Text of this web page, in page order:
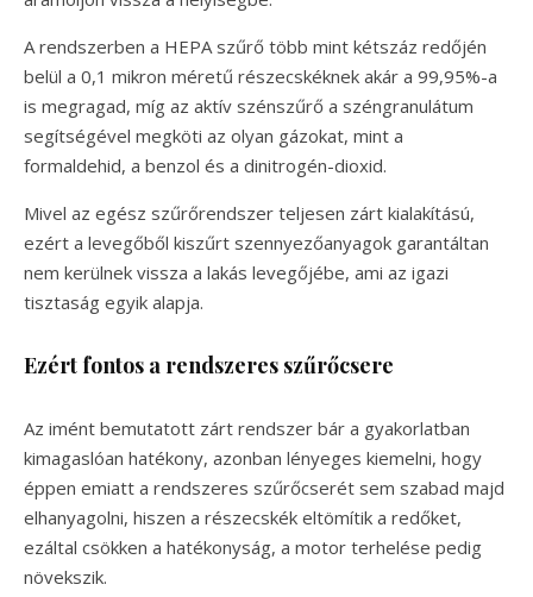
A rendszerben a HEPA szűrő több mint kétszáz redőjén
belül a 0,1 mikron méretű részecskéknek akár a 99,95%-a
is megragad, míg az aktív szénszűrő a széngranulátum
segítségével megköti az olyan gázokat, mint a
formaldehid, a benzol és a dinitrogén-dioxid.
Mivel az egész szűrőrendszer teljesen zárt kialakítású,
ezért a levegőből kiszűrt szennyezőanyagok garantáltan
nem kerülnek vissza a lakás levegőjébe, ami az igazi
tisztaság egyik alapja.
Ezért fontos a rendszeres szűrőcsere
Az imént bemutatott zárt rendszer bár a gyakorlatban
kimagaslóan hatékony, azonban lényeges kiemelni, hogy
éppen emiatt a rendszeres szűrőcserét sem szabad majd
elhanyagolni, hiszen a részecskék eltömítik a redőket,
ezáltal csökken a hatékonyság, a motor terhelése pedig
növekszik.